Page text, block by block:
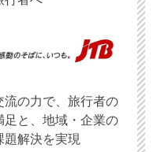
流の力で、旅行者の
足と、地域・企業の
題解決を実現